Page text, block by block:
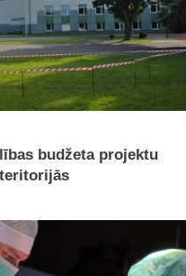
budžeta projektu